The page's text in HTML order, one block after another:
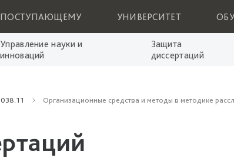
ПОСТУПАЮЩЕМУ УНИВЕРСИТЕТ
Управление науки и
инноваций
Защита
диссертаций
Организационные средства и методы в методике